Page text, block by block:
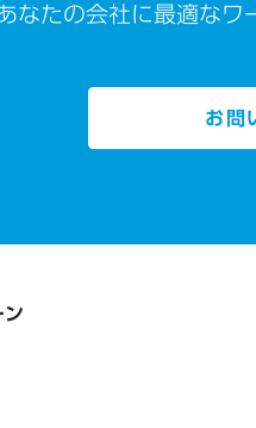
なたの会社に最適なワ
お問
ン